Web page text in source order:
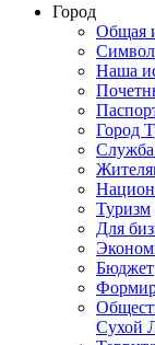
Город
Общая
Наша
Город
Служба
Туризм
Для
Бюджет
Сухой